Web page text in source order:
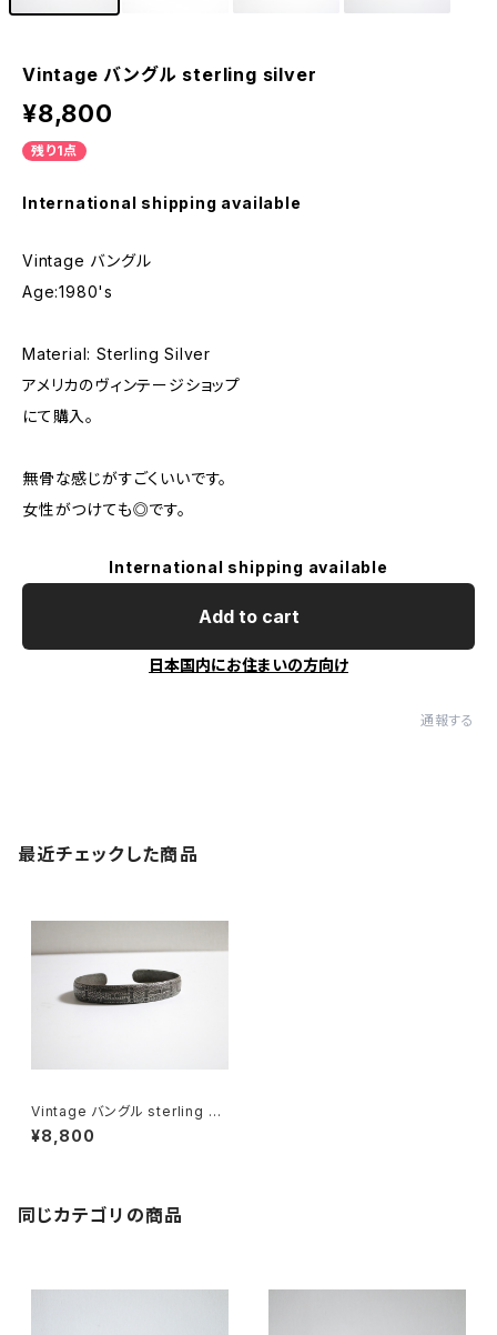
Vintage バングル sterling silver
¥8,800
残り1点
International shipping available
Vintage バングル
Age:1980's
Material: Sterling Silver
アメリカのヴィンテージショップ
にて購入。
無骨な感じがすごくいいです。
女性がつけても◎です。
International shipping available
Add to cart
日本国内にお住まいの方向け
通報する
最近チェックした商品
Vintage バングル sterling sil
ver
¥8,800
同じカテゴリの商品